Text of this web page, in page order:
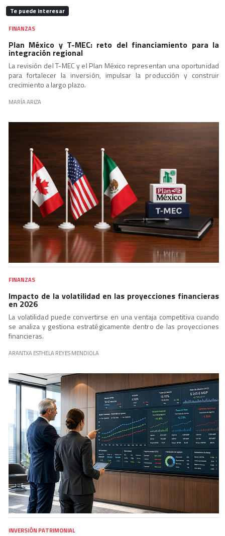
Te puede interesar
FINANZAS
Plan México y T-MEC: reto del financiamiento para la
integración regional
La revisión del T-MEC y el Plan México representan una oportunidad
para fortalecer la inversión, impulsar la producción y construir
crecimiento a largo plazo.
MARÍA ARIZA
FINANZAS
Impacto de la volatilidad en las proyecciones financieras
en 2026
La volatilidad puede convertirse en una ventaja competitiva cuando
se analiza y gestiona estratégicamente dentro de las proyecciones
financieras.
ARANTXA ESTHELA REYES MENDIOLA
INVERSIÓN PATRIMONIAL